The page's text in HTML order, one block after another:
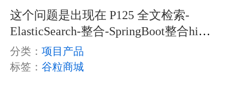
这个问题是出现在 P125 全文检索-
ElasticSearch-整合-SpringBoot整合high-
level-client 中的。在编写完测试代码并
执行时，报出这样一个错误。
分类： 项目产品
标签： 谷粒商城